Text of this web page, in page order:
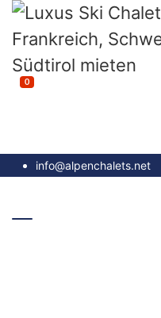
0
info@alpenchalets.net